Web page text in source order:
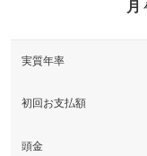
月
実質年率
初回お支払額
頭金